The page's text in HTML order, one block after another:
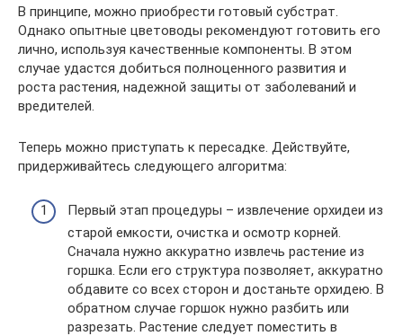
В принципе, можно приобрести готовый субстрат.
Однако опытные цветоводы рекомендуют готовить его
лично, используя качественные компоненты. В этом
случае удастся добиться полноценного развития и
роста растения, надежной защиты от заболеваний и
вредителей.
Теперь можно приступать к пересадке. Действуйте,
придерживайтесь следующего алгоритма:
Первый этап процедуры – извлечение орхидеи из
старой емкости, очистка и осмотр корней.
Сначала нужно аккуратно извлечь растение из
горшка. Если его структура позволяет, аккуратно
обдавите со всех сторон и достаньте орхидею. В
обратном случае горшок нужно разбить или
разрезать. Растение следует поместить в